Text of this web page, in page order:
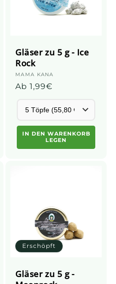
Gläser zu 5 g - Ice
Rock
Anbieter:
MAMA KANA
Üblicher
Ab 1,99€
IN DEN WARENKORB
LEGEN
Erschöpft
Gläser zu 5 g -